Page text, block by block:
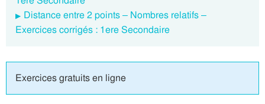
Distance entre 2 points – Nombres relatifs –
Exercices corrigés : 1ere Secondaire
Exercices gratuits en ligne